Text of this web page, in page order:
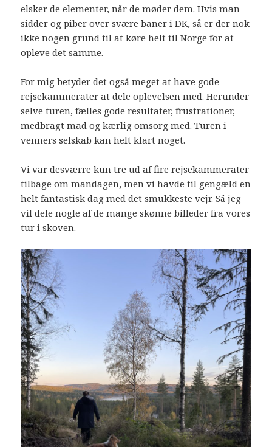
elsker de elementer, når de møder dem. Hvis man
sidder og piber over svære baner i DK, så er der nok
ikke nogen grund til at køre helt til Norge for at
opleve det samme.
For mig betyder det også meget at have gode
rejsekammerater at dele oplevelsen med. Herunder
selve turen, fælles gode resultater, frustrationer,
medbragt mad og kærlig omsorg med. Turen i
venners selskab kan helt klart noget.
Vi var desværre kun tre ud af fire rejsekammerater
tilbage om mandagen, men vi havde til gengæld en
helt fantastisk dag med det smukkeste vejr. Så jeg
vil dele nogle af de mange skønne billeder fra vores
tur i skoven.